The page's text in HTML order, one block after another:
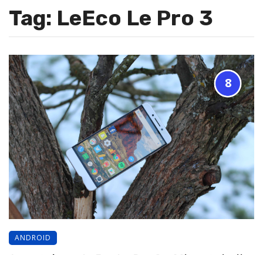
Tag: LeEco Le Pro 3
8
ANDROID